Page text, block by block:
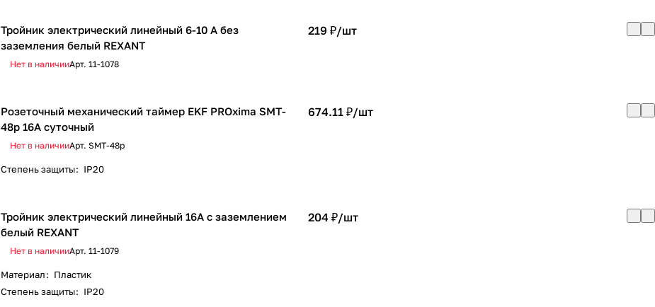
Тройник электрический линейный 6-10 А без
заземления белый REXANT
Нет в наличииАрт. 11-1078
219 ₽/шт
Розеточный механический таймер EKF PROxima SMT-
48p 16A суточный
Нет в наличииАрт. SMT-48p
674.11 ₽/шт
Степень защиты: IP20
Тройник электрический линейный 16А с заземлением
белый REXANT
Нет в наличииАрт. 11-1079
204 ₽/шт
Материал: Пластик
Степень защиты: IP20